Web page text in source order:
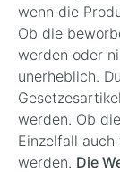
wenn die
Ob die
werden oder
unerheblich.
werden. Ob
Einzelfall
werden. Die